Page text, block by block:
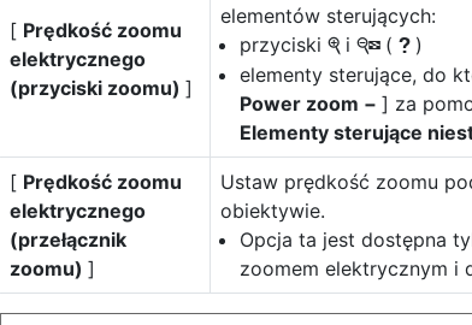
[ Prędkość zoomu
elektrycznego
(przyciski zoomu) ]
elementów sterujących:
przyciski X i W ( Q )
elementy sterujące, do
Power zoom − ] za
Elementy sterujące
[ Prędkość zoomu
elektrycznego
(przełącznik
zoomu) ]
Ustaw prędkość zoomu
obiektywie.
Opcja ta jest dostępna
zoomem elektrycznym i